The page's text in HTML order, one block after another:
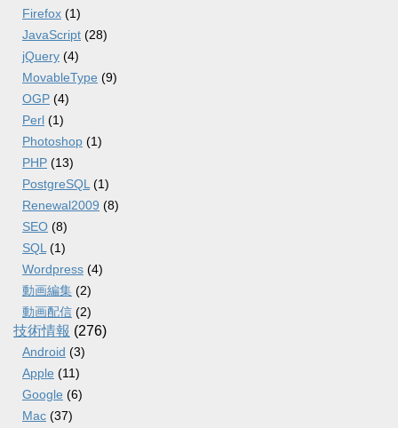
Firefox (1)
JavaScript (28)
jQuery (4)
MovableType (9)
OGP (4)
Perl (1)
Photoshop (1)
PHP (13)
PostgreSQL (1)
Renewal2009 (8)
SEO (8)
SQL (1)
Wordpress (4)
動画編集 (2)
動画配信 (2)
技術情報 (276)
Android (3)
Apple (11)
Google (6)
Mac (37)